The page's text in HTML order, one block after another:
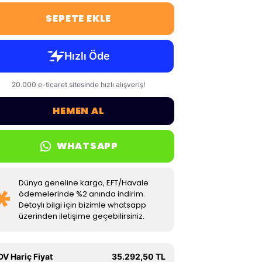
SEPETE EKLE
HEMEN AL
WHATSAPP
Dünya geneline kargo, EFT/Havale
ödemelerinde %2 anında indirim.
Detaylı bilgi için bizimle whatsapp
üzerinden iletişime geçebilirsiniz.
Hariç Fiyat 35.292,50 TL